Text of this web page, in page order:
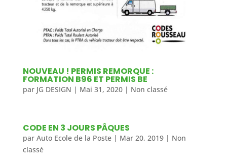
NOUVEAU ! PERMIS REMORQUE :
FORMATION B96 ET PERMIS BE
par JG DESIGN | Mai 31, 2020| Non classé
CODE EN 3 JOURS PÂQUES
par Auto Ecole de la Poste| Mar 20, 2019| Non
classé